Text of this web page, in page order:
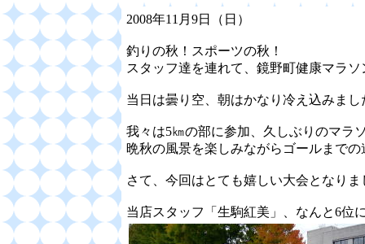
2008年11月9日（日）
釣りの秋！スポーツの秋！
スタッフ達を連れて、鏡野町健康マラ
当日は曇り空、朝はかなり冷え込みま
我々は5㎞の部に参加、久しぶりのマラ
晩秋の風景を楽しみながらゴールまで
さて、今回はとても嬉しい大会となりま
当店スタッフ「生駒紅美」、なんと6位